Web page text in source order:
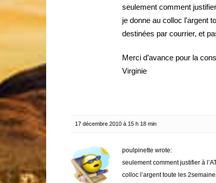
seulement comment
je donne au colloc l’argent
destinées par courrier, et
Merci d’avance pour la
Virginie
17 décembre 2010 à 15 h 18 min
poulpinette wrote:
seulement comment justifier à
colloc l’argent toute les